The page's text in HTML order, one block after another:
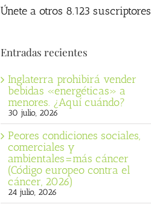
Únete a otros 8.123 suscriptores
Entradas recientes
Inglaterra prohibirá vender
bebidas «energéticas» a
menores. ¿Aquí cuándo?
30 julio, 2026
Peores condiciones sociales,
comerciales y
ambientales=más cáncer
(Código europeo contra el
cáncer, 2026)
24 julio, 2026